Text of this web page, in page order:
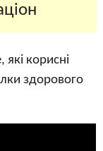
які корисні
здорового